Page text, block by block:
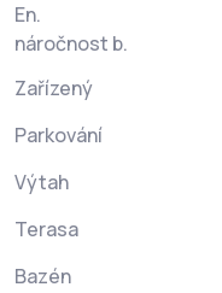
En.
náročnost b.
Zařízený
Parkování
Výtah
Terasa
Bazén